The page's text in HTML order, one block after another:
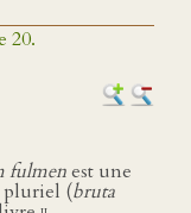
20.
fulmenest une
pluriel (bruta